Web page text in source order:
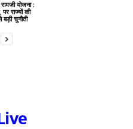
योजना :
पर राज्यों की
बड़ी चुनौती